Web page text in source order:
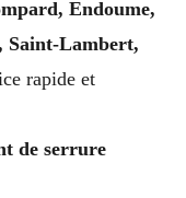
Endoume,
Saint-Lambert,
rapide et
de serrure